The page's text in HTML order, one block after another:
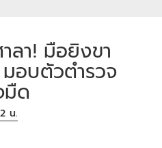
ลา! มือยิงขา
อบตัวตำรวจ
ด
น.